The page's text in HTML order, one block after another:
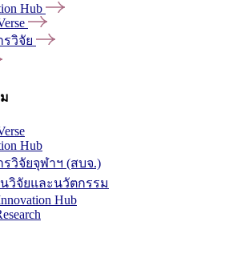
Hub
วิจัย
Hub
วิจัยจุฬาฯ (สบจ.)
วิจัยและนวัตกรรม
Hub